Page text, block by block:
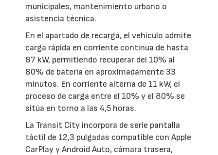
municipales, mantenimiento urbano o
asistencia técnica.
En el apartado de recarga, el vehículo admite
carga rápida en corriente continua de hasta
87 kW, permitiendo recuperar del 10% al
80% de batería en aproximadamente 33
minutos. En corriente alterna de 11 kW, el
proceso de carga entre el 10% y el 80% se
sitúa en torno a las 4,5 horas.
La Transit City incorpora de serie pantalla
táctil de 12,3 pulgadas compatible con Apple
CarPlay y Android Auto, cámara trasera,